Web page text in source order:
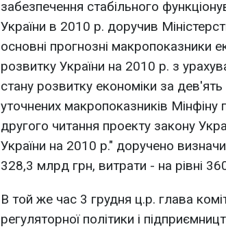
забезпечення стабільного
України в 2010 р. доручив
основні прогнозні макропоказники
розвитку України на 2010 р. з
стану розвитку економіки за дев'ять
уточнених макропоказників
другого читання проекту закону
України на 2010 р." доручено
328,3 млрд грн, витрати - на рівні
В той же час 3 грудня ц.р. глава
регуляторної політики і